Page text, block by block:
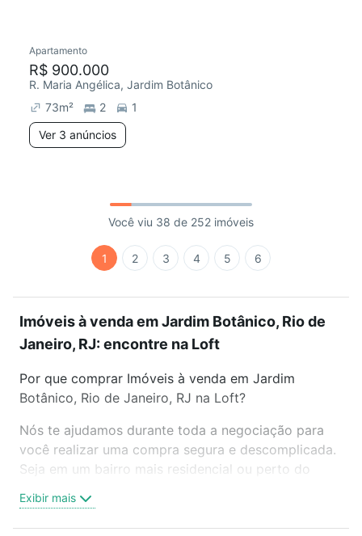
Apartamento
R$ 900.000
R. Maria Angélica, Jardim Botânico
73m² 2
1
Ver 3 anúncios
Você viu 38 de 252 imóveis
1 2 3 4 5 6
Imóveis à venda em Jardim Botânico, Rio de
Janeiro, RJ: encontre na Loft
Por que comprar Imóveis à venda em Jardim
Botânico, Rio de Janeiro, RJ na Loft?
Nós te ajudamos durante toda a negociação para
você realizar uma compra segura e descomplicada.
Seja em um bairro mais residencial ou perto do
oferta ideal de Imóveis à venda em Jardim
Botânico, Rio de Janeiro, RJ para conquistar seu
Exibir mais